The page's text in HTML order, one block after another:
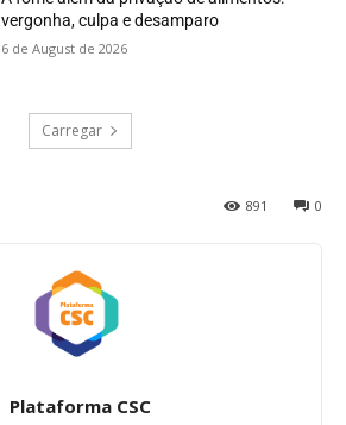
vergonha, culpa e desamparo
6 de August de 2026
Carregar
0
891
Plataforma CSC